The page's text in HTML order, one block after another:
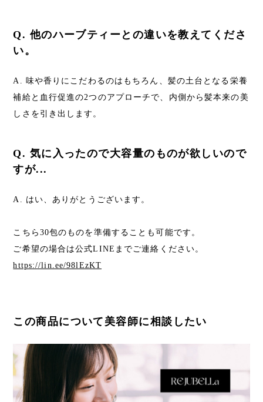
Q. 他のハーブティーとの違いを教えてくださ
い。
A. 味や香りにこだわるのはもちろん、髪の土台となる栄養
補給と血行促進の2つのアプローチで、内側から髪本来の美
しさを引き出します。
Q. 気に入ったので大容量のものが欲しいので
すが...
A. はい、ありがとうございます。
こちら30包のものを準備することも可能です。
ご希望の場合は公式LINEまでご連絡ください。
https://lin.ee/98lEzKT
この商品について美容師に相談したい